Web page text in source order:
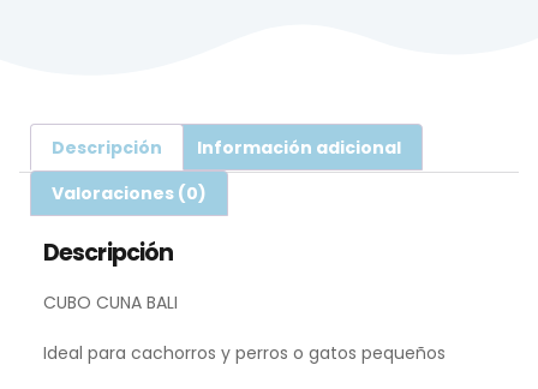
Descripción
Información adicional
Valoraciones (0)
Descripción
CUBO CUNA BALI
Ideal para cachorros y perros o gatos pequeños